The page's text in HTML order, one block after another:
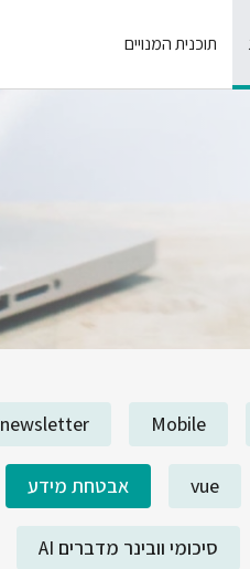
תוכנית המנויים
Mobile
newsletter
vue אבטחת מידע
סיכומי וובינר מדברים AI